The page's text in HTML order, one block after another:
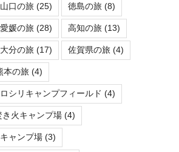
山口の旅 (25) 徳島の旅 (8)
愛媛の旅 (28) 高知の旅 (13)
大分の旅 (17) 佐賀県の旅 (4)
本の旅 (4)
シリキャンプフィールド (4)
き火キャンプ場 (4)
ャンプ場 (3)